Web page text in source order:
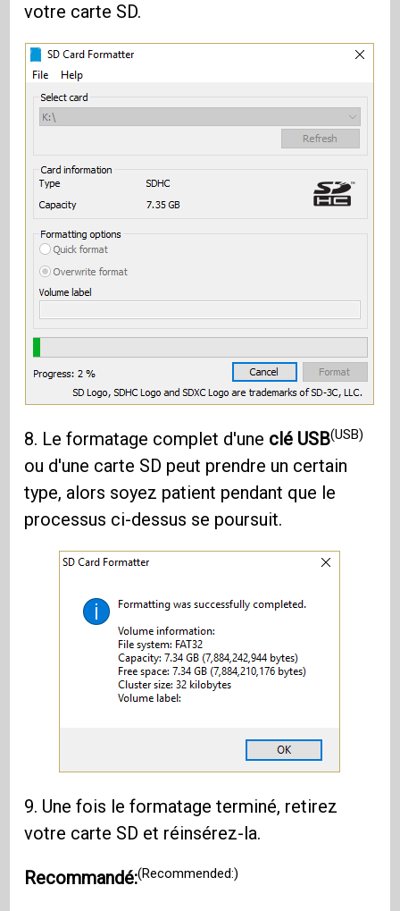
votre carte SD.
8. Le formatage complet d'une clé USB(USB)
ou d'une carte SD peut prendre un certain
type, alors soyez patient pendant que le
processus ci-dessus se poursuit.
9. Une fois le formatage terminé, retirez
votre carte SD et réinsérez-la.
Recommandé:(Recommended:)